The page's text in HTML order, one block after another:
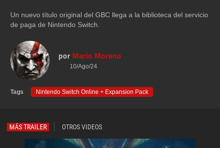
Un nuevo título original del GBC llega a la biblioteca del servicio
de paga de Nintendo Switch.
por Mario Moreno
10/Ago/24
Tags Nintendo Switch Online + Expansion Pack
MÁS TRAILER OTROS VIDEOS